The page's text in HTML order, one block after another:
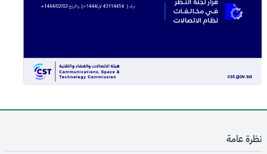
نظرة عامة